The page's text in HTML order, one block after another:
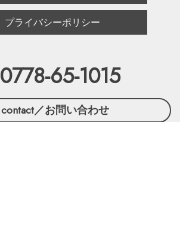
プライバシーポリシー
0778-65-1015
contact／お問い合わせ